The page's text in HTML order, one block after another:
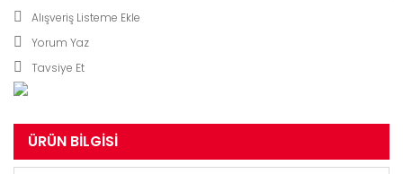
Yorum Yaz
Tavsiye Et
ÜRÜN BILGISI